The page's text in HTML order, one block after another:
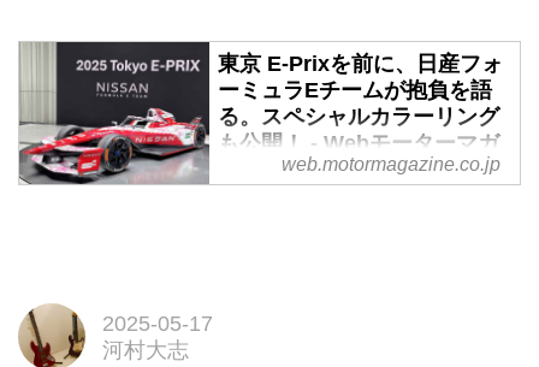
東京 E-Prixを前に、日産フォ
ーミュラEチームが抱負を語
る。スペシャルカラーリング
も公開！ - Webモーターマガ
web.motormagazine.co.jp
2025-05-17
河村大志